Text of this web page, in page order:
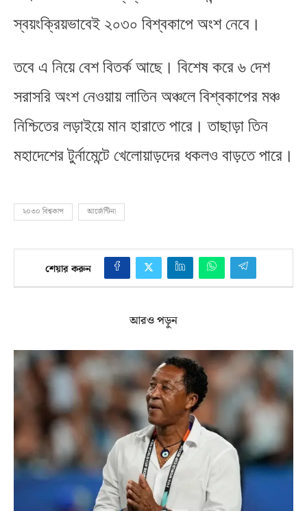
স্বয়ংক্রিয়ভাবেই ২০৩০ বিশ্বকাপে অংশ নেবে।
তবে এ নিয়ে বেশ বিতর্ক আছে। বিশেষ করে ৬ দেশ
সরাসরি অংশ নেওয়ায় লাতিন অঞ্চলে বিশ্বকাপের মঞ্চ
নিশ্চিতের লড়াইয়ে মান হারাতে পারে। তাছাড়া তিন
মহাদেশের টুর্নামেন্টে খেলোয়াড়দের ধকলও বাড়তে পারে।
২০৩০ বিশ্বকাপ আর্জেন্টিনা
শেয়ার করুন
আরও পড়ুন